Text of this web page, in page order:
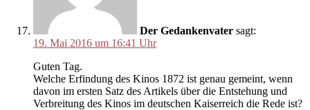
Der Gedankenvater sagt:
19. Mai 2016 um 16:41 Uhr
Guten Tag.
Welche Erfindung des Kinos 1872 ist genau gemeint, wenn
davon im ersten Satz des Artikels über die Entstehung und
Verbreitung des Kinos im deutschen Kaiserreich die Rede ist?